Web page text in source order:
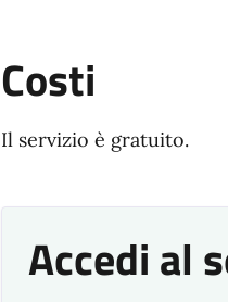
Costi
Il servizio è gratuito.
Accedi al